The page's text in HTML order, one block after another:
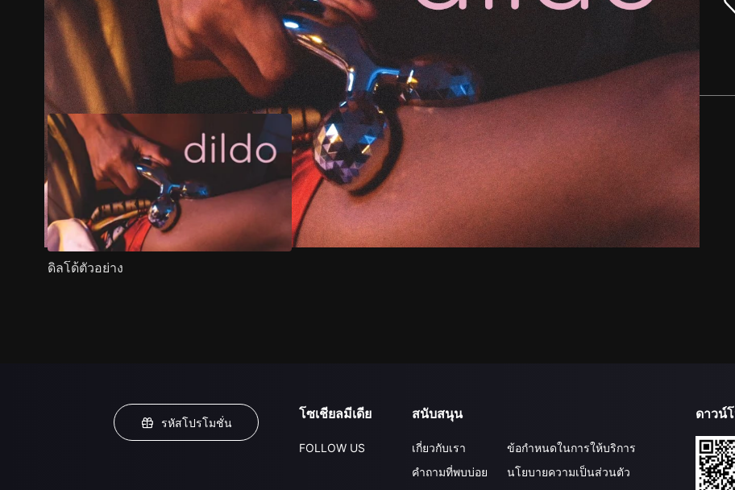
ตัวอย่าง ภาพนิ่ง เนื้อหาที่แนะนำ รายละเอียด
ดิลโด้ตัวอย่าง
รหัสโปรโมชั่น
โซเชียลมีเดีย
FOLLOW US
สนับสนุน
เกี่ยวกับเรา
คำถามที่พบบ่อย
ข้อกำหนดในการให้บริการ
นโยบายความเป็นส่วนตัว
ดาวน์